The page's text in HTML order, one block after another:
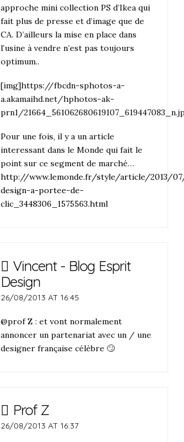
approche mini collection PS d’Ikea qui
fait plus de presse et d’image que de
CA. D’ailleurs la mise en place dans
l’usine à vendre n’est pas toujours
optimum..
[img]https://fbcdn-sphotos-a-
a.akamaihd.net/hphotos-ak-
prn1/
Pour une fois, il y a un article
interessant dans le Monde qui fait le
point sur ce segment de marché…
http://www.lemonde.fr/style/article/2013/
design-a-portee-de-
clic_3448306_1575563.html
Vincent - Blog Esprit
Design
26/08/2013 AT 16:45
@prof Z : et vont normalement
annoncer un partenariat avec un / une
designer française célèbre 🙄
Prof Z
26/08/2013 AT 16:37